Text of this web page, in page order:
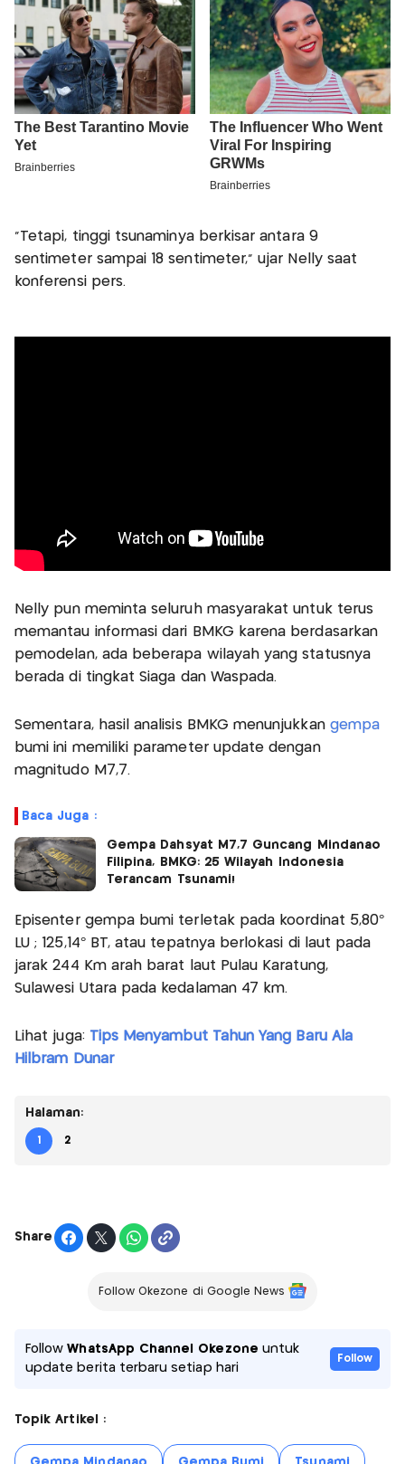
“Tetapi, tinggi tsunaminya berkisar antara 9
sentimeter sampai 18 sentimeter,” ujar Nelly saat
konferensi pers.
Nelly pun meminta seluruh masyarakat untuk terus
memantau informasi dari BMKG karena berdasarkan
pemodelan, ada beberapa wilayah yang statusnya
berada di tingkat Siaga dan Waspada.
Sementara, hasil analisis BMKG menunjukkangempa
bumi ini memiliki parameter update dengan
magnitudo M7,7.
Baca Juga :
Gempa Dahsyat M7,7 Guncang Mindanao
Filipina, BMKG: 25 Wilayah Indonesia
Terancam Tsunami!
Episenter gempa bumi terletak pada koordinat 5,80°
LU ; 125,14° BT, atau tepatnya berlokasi di laut pada
jarak 244 Km arah barat laut Pulau Karatung,
Sulawesi Utara pada kedalaman 47 km.
Lihat juga: Tips Menyambut Tahun Yang Baru Ala
Hilbram Dunar
Halaman:
1 2
Share
Follow Okezone di Google News
FollowWhatsApp Channel Okezone untuk
update berita terbaru setiap hari
Follow
Topik Artikel :